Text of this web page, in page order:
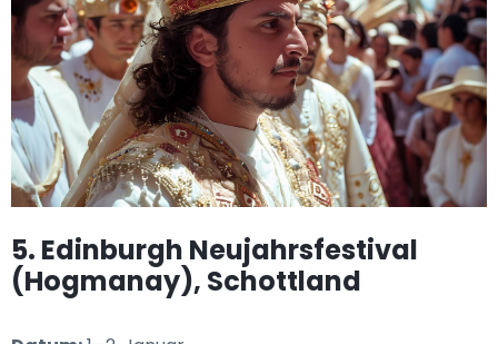
5. Edinburgh Neujahrsfestival
(Hogmanay), Schottland